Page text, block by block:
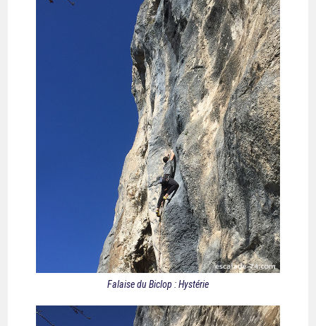
Falaise du Biclop : Hystérie